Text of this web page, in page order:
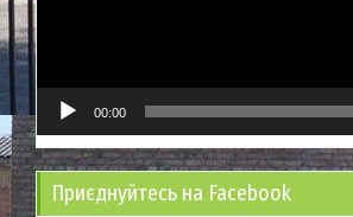
00:00
Приєднуйтесь на Facebook